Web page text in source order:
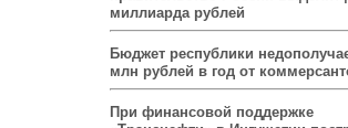
миллиарда рублей
Бюджет республики
млн рублей в год от
При финансовой поддержке